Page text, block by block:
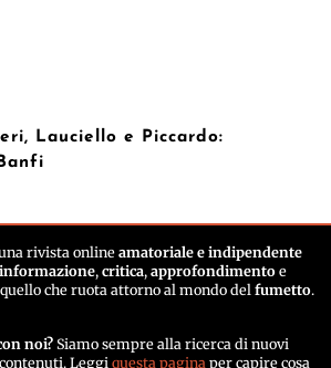
Lauciello e Piccardo:
rivista online amatoriale e indipendente
informazione, critica, approfondimento e
che ruota attorno al mondo del fumetto.
noi? Siamo sempre alla ricerca di nuovi
Leggi questa pagina per capire cosa